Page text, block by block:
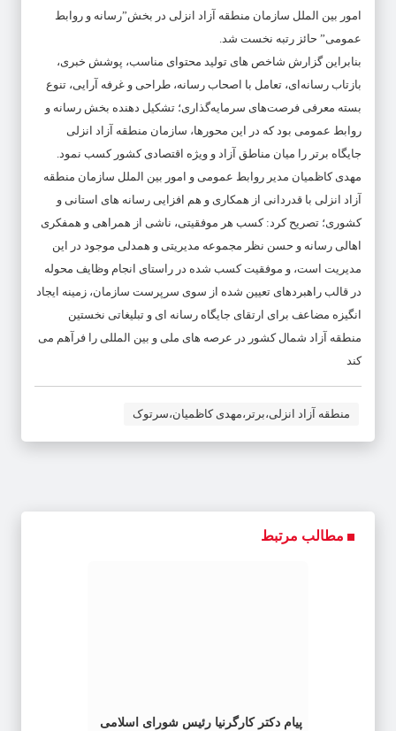
امور بین الملل سازمان منطقه آزاد انزلی در بخش”رسانه و روابط
عمومی” حائز رتبه نخست شد.
بنابراین گزارش شاخص های تولید محتوای مناسب، پوشش خبری،
بازتاب رسانه‌ای، تعامل با اصحاب رسانه، طراحی و غرفه آرایی، تنوع
بسته معرفی فرصت‌های سرمایه‌گذاری؛ تشکیل دهنده بخش رسانه و
روابط عمومی بود که در این محورها، سازمان منطقه آزاد انزلی
جایگاه برتر را میان مناطق آزاد و ویژه اقتصادی کشور کسب نمود.
مهدی کاظمیان مدیر روابط عمومی و امور بین الملل سازمان منطقه
آزاد انزلی با قدردانی از همکاری و هم افزایی رسانه های استانی و
کشوری؛ تصریح کرد: کسب هر موفقیتی، ناشی از همراهی و همفکری
اهالی رسانه و حسن نظر مجموعه مدیریتی و همدلی موجود در این
مدیریت است، و موفقیت کسب شده در راستای انجام وظایف محوله
در قالب راهبردهای تعیین شده از سوی سرپرست سازمان، زمینه ایجاد
انگیزه مضاعف برای ارتقای جایگاه رسانه ای و تبلیغاتی نخستین
منطقه آزاد شمال کشور در عرصه های ملی و بین المللی را فرآهم می
کند
منطقه آزاد انزلی،برتر،مهدی کاظمیان،سرتوک
مطالب مرتبط
پیام دکتر کارگرنیا رئیس شورای اسلامی